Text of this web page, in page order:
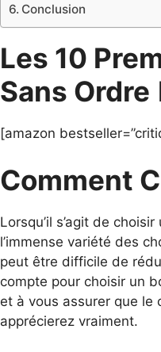
Conclusion
Les 10
Sans Ordre
[amazon
Comment
Lorsqu’il s’agit de
l’immense variété des
peut être difficile de
compte pour choisir un
et à vous assurer que le
apprécierez vraiment.